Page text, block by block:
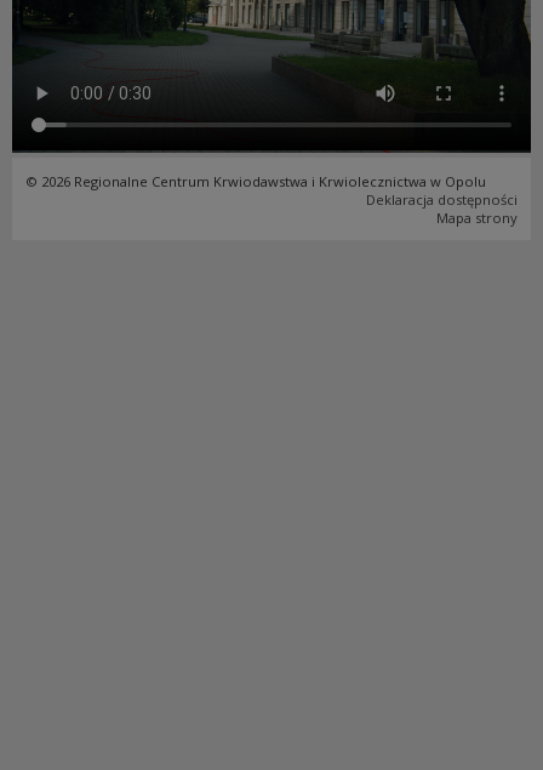
© 2026 Regionalne Centrum Krwiodawstwa i Krwiolecznictwa w Opolu
Deklaracja dostępności
Mapa strony